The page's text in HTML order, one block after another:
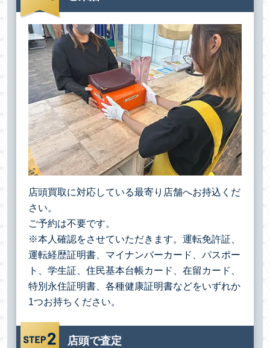
店頭買取に対応している最寄り店舗へお持込くだ
さい。
ご予約は不要です。
※本人確認をさせていただきます。運転免許証、
運転経歴証明書、マイナンバーカード、パスポー
ト、学生証、住民基本台帳カード、在留カード、
特別永住証明書、各種健康証明書などをいずれか
1つお持ちください。
店頭で査定